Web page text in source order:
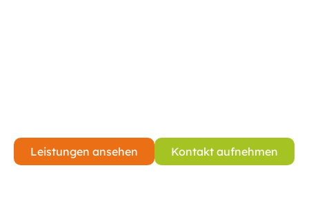
Leistungen ansehen Kontakt aufnehmen